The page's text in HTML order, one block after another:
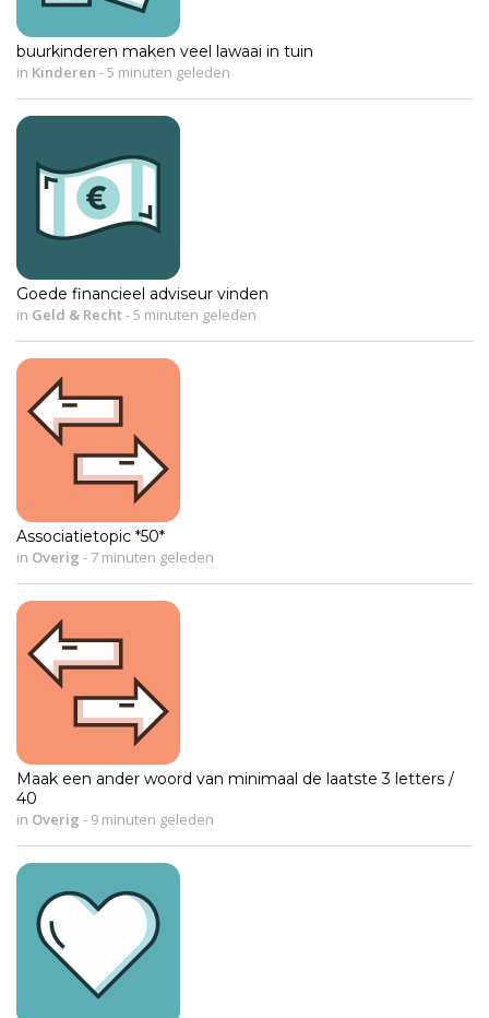
buurkinderen maken veel lawaai in tuin
in Kinderen -5 minuten geleden
Goede financieel adviseur vinden
in Geld & Recht-5 minuten geleden
Associatietopic *50*
in Overig - 7 minuten geleden
Maak een ander woord van minimaal de laatste 3 letters /
40
in Overig - 9 minuten geleden